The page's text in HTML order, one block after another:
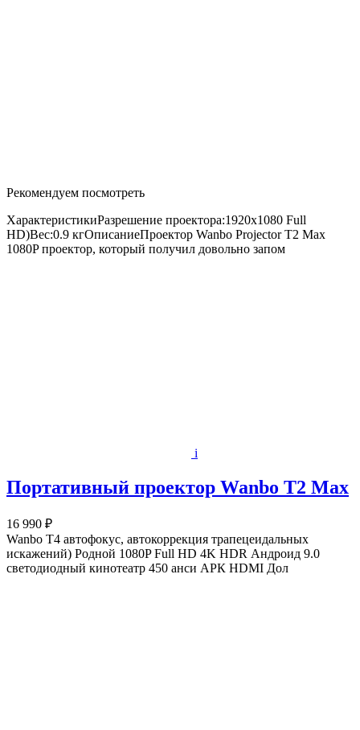
Рекомендуем посмотреть
ХарактеристикиРазрешение проектора:1920x1080 Full
HD)Вес:0.9 кгОписаниеПроектор Wanbo Projector T2 Max
1080P проектор, который получил довольно запом
i
Портативный проектор Wanbo T2 Max
16 990 ₽
Wanbo T4 автофокус, автокоррекция трапецеидальных
искажений) Родной 1080P Full HD 4K HDR Андроид 9.0
светодиодный кинотеатр 450 анси АРК HDMI Дол